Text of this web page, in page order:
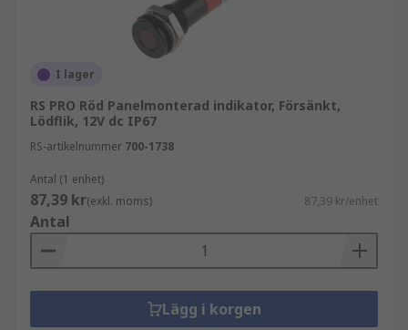
I lager
RS PRO Röd Panelmonterad indikator, Försänkt,
Lödflik, 12V dc IP67
RS-artikelnummer 700-1738
Antal (1 enhet)
87,39 kr(exkl. moms) 87,39 kr/enhet
Antal
Lägg i korgen